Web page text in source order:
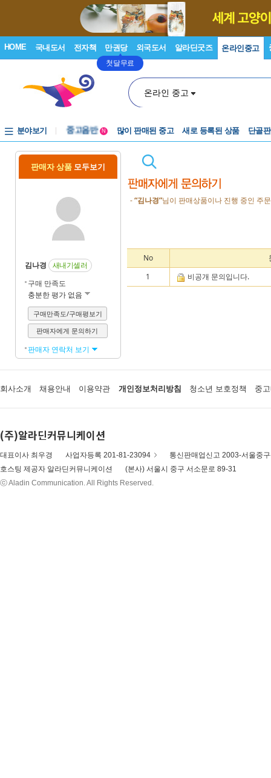
HOME 국내도서 전자책 만권당
첫달무료
외국도서 알라딘굿즈 온라인중고
온라인 중고
분야보기
중고음반
N 많이 판매된 중고 새로 등록된 상품 단골
판매자 상품 모두보기
김나경
새내기셀러
구매 만족도
충분한 평가 없음
구매만족도/구매평보기
판매자에게 문의하기
판매자 연락처 보기
-“김나경”님이 판매상품이나 진행 중인 주
No
1
비공개 문의입니다.
회사소개 채용안내 이용약관 개인정보처리방침 청소년 보호정책 중
(주)알라딘커뮤니케이션
대표이사 최우경 사업자등록 201-81-23094
통신판매업신고 2003-서울중
호스팅 제공자 알라딘커뮤니케이션
(본사) 서울시 중구 서소문로 89-31
ⓒ Aladin Communication. All Rights Reserved.